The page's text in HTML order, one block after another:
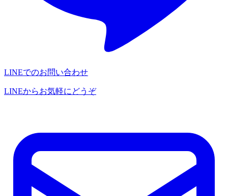
LINEでのお問い合わせ
LINEからお気軽にどうぞ